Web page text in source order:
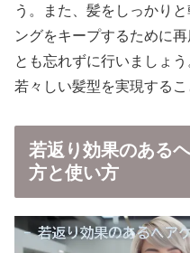
う。また、髪をしっかり
ングをキープするために
とも忘れずに行いましょ
若々しい髪型を実現するこ
若返り効果のある
方と使い方